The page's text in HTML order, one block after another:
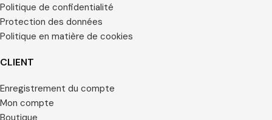
Politique de confidentialité
Protection des données
Politique en matière de cookies
CLIENT
Enregistrement du compte
Mon compte
Boutique